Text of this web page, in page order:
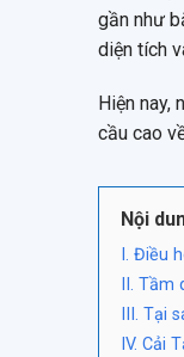
gần như
diện tích
Hiện
cầu cao
Nội
I. Điều
II.
III. Tại
IV. Cải